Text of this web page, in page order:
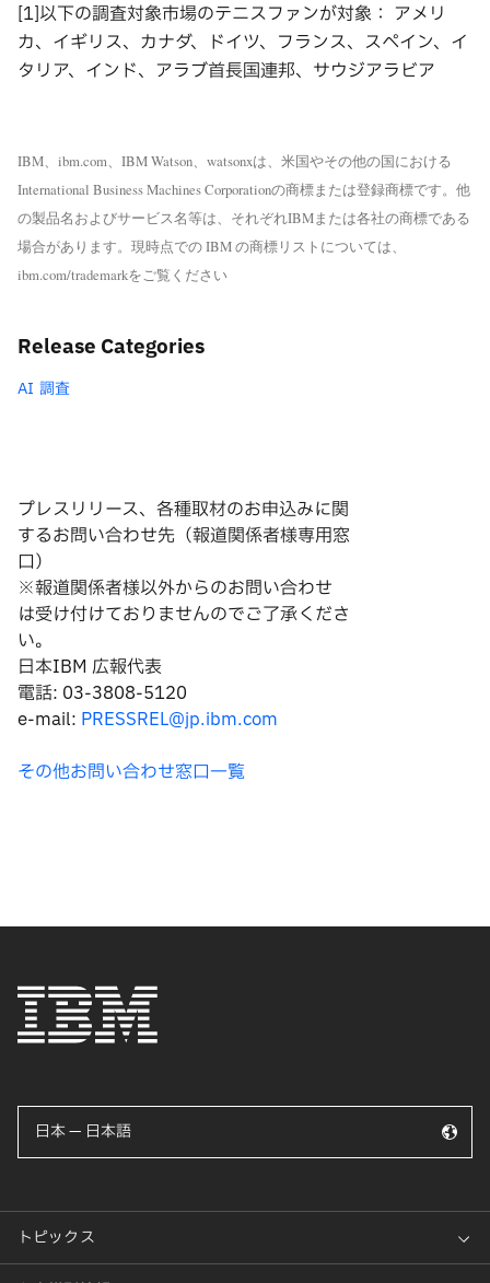
[1]以下の調査対象市場のテニスファンが対象： アメリ
カ、イギリス、カナダ、ドイツ、フランス、スペイン、イ
タリア、インド、アラブ首長国連邦、サウジアラビア
IBM、ibm.com、IBM Watson、watsonxは、米国やその他の国における
International Business Machines Corporationの商標または登録商標です。他
の製品名およびサービス名等は、それぞれIBMまたは各社の商標である
場合があります。現時点での IBM の商標リストについては、
ibm.com/trademarkをご覧ください
Release Categories
AI 調査
プレスリリース、各種取材のお申込みに関
するお問い合わせ先（報道関係者様専用窓
口）
※報道関係者様以外からのお問い合わせ
は受け付けておりませんのでご了承くださ
い。
日本IBM 広報代表
電話: 03-3808-5120
e-mail: PRESSREL@jp.ibm.com
その他お問い合わせ窓口一覧
日本 — 日本語